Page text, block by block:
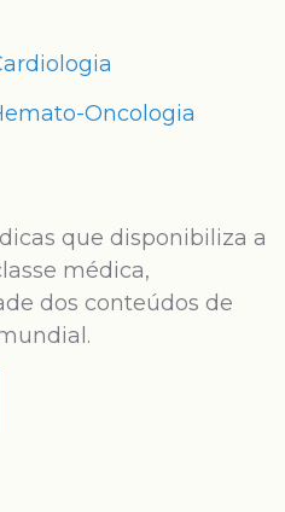
Oncologia
que disponibiliza a
médica,
dos conteúdos de